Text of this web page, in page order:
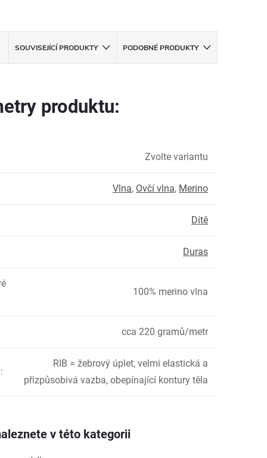
SOUVISEJÍCÍ PRODUKTY PODOBNÉ PRODUKTY
produktu:
Zvolte variantu
Vlna, Ovčí vlna, Merino
Dítě
Duras
100% merino vlna
cca 220 gramů/metr
:
RIB = žebrový úplet, velmi elastická a
přizpůsobivá vazba, obepínající kontury těla
v této kategorii